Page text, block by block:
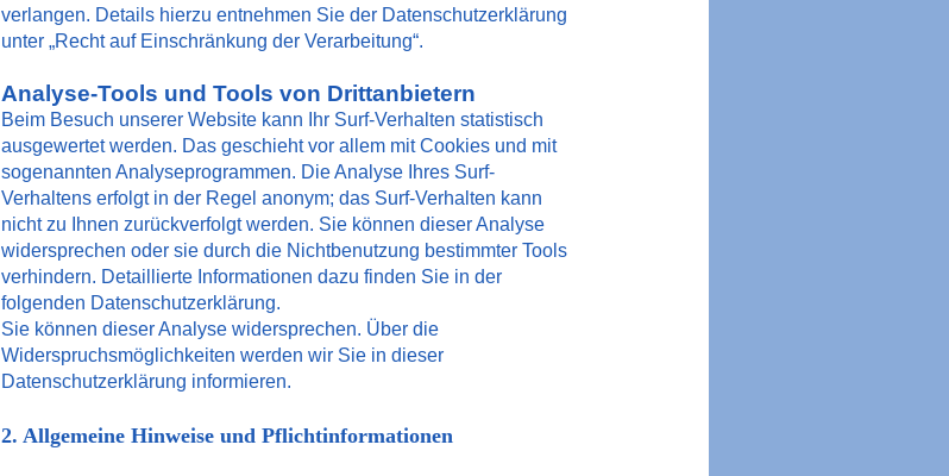
verlangen. Details hierzu entnehmen Sie der Datenschutzerklärung
unter „Recht auf Einschränkung der Verarbeitung“.
Analyse-Tools und Tools von Drittanbietern
Beim Besuch unserer Website kann Ihr Surf-Verhalten statistisch
ausgewertet werden. Das geschieht vor allem mit Cookies und mit
sogenannten Analyseprogrammen. Die Analyse Ihres Surf-
Verhaltens erfolgt in der Regel anonym; das Surf-Verhalten kann
nicht zu Ihnen zurückverfolgt werden. Sie können dieser Analyse
widersprechen oder sie durch die Nichtbenutzung bestimmter Tools
verhindern. Detaillierte Informationen dazu finden Sie in der
folgenden Datenschutzerklärung.
Sie können dieser Analyse widersprechen. Über die
Widerspruchsmöglichkeiten werden wir Sie in dieser
Datenschutzerklärung informieren.
2. Allgemeine Hinweise und Pflichtinformationen